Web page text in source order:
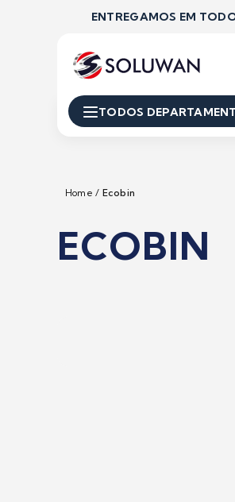
ENTREGAMOS EM
TODOS
Home / Ecobin
ECOBIN